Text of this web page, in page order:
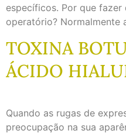
específicos. Por que
operatório?
TOXINA
ÁCIDO
Quando as rugas de
preocupação na sua